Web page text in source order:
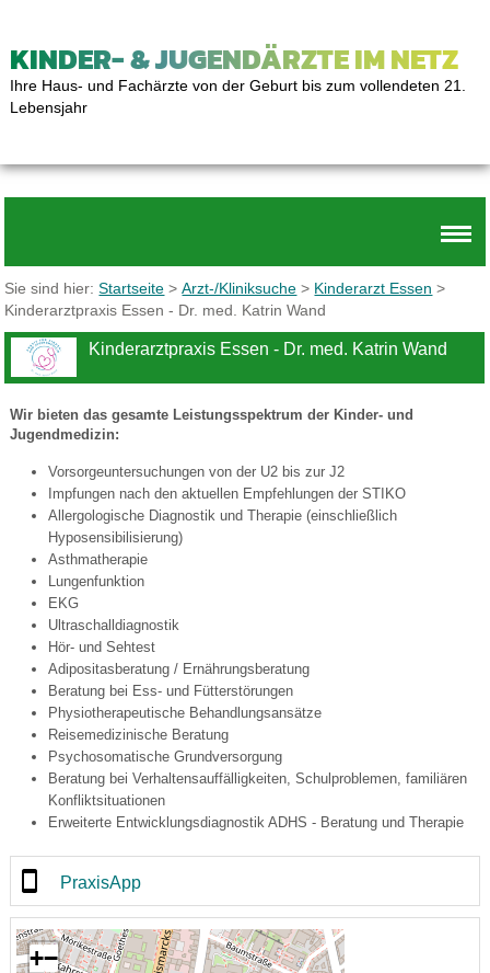
KINDER- & JUGENDÄRZTE IM NETZ
Ihre Haus- und Fachärzte von der Geburt bis zum vollendeten 21.
Lebensjahr
Sie sind hier:Startseite >Arzt-/Kliniksuche > Kinderarzt Essen >
Kinderarztpraxis Essen - Dr. med. Katrin Wand
Kinderarztpraxis Essen - Dr. med. Katrin Wand
Wir bieten das gesamte Leistungsspektrum der Kinder- und
Jugendmedizin:
Vorsorgeuntersuchungen von der U2 bis zur J2
Impfungen nach den aktuellen Empfehlungen der STIKO
Allergologische Diagnostik und Therapie (einschließlich
Hyposensibilisierung)
Asthmatherapie
Lungenfunktion
EKG
Ultraschalldiagnostik
Hör- und Sehtest
Adipositasberatung / Ernährungsberatung
Beratung bei Ess- und Fütterstörungen
Physiotherapeutische Behandlungsansätze
Reisemedizinische Beratung
Psychosomatische Grundversorgung
Beratung bei Verhaltensauffälligkeiten, Schulproblemen, familiären
Konfliktsituationen
Erweiterte Entwicklungsdiagnostik ADHS - Beratung und Therapie
PraxisApp
+−